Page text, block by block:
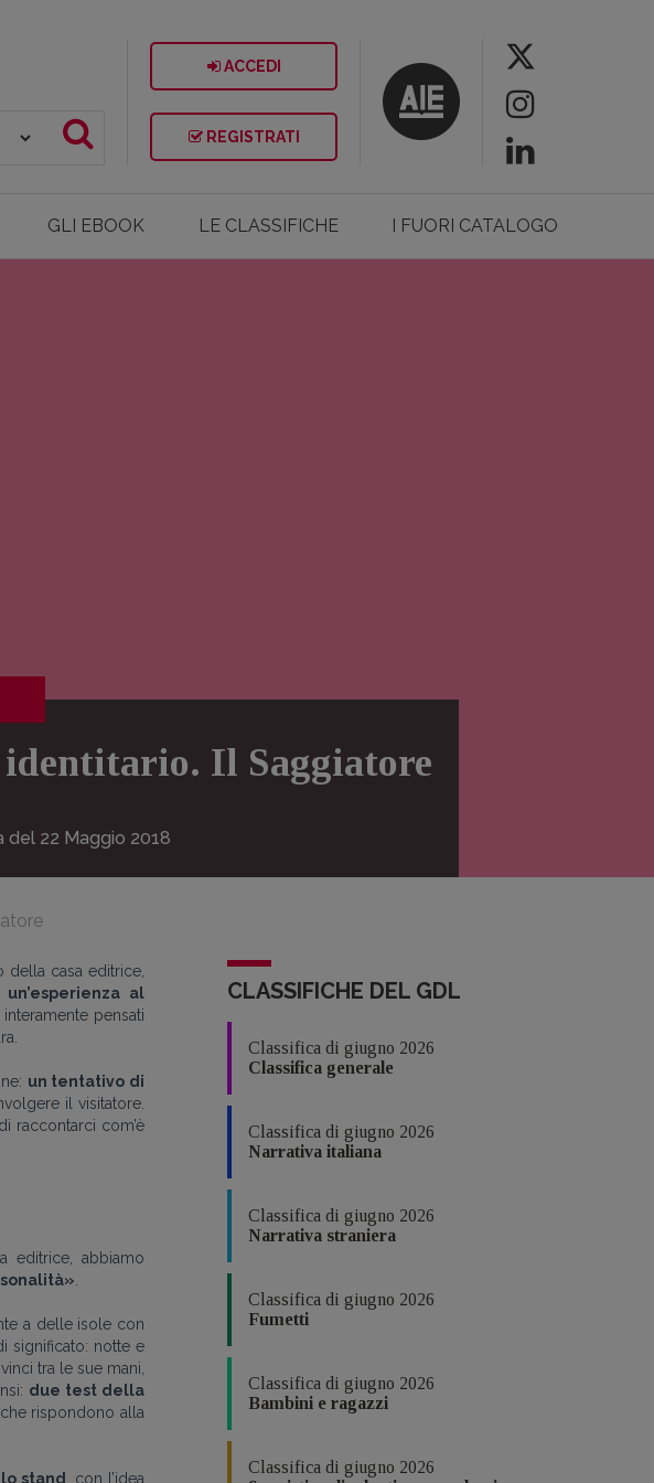
ACCEDI
REGISTRATI
GLI EBOOK LE CLASSIFICHE I FUORI CATALOGO
Il Saggiatore
del 22 Maggio 2018
della casa editrice,
al
pensati
un tentativo di
il visitatore.
raccontarci com’è
editrice, abbiamo
a delle isole con
significato: notte e
tra le sue mani,
due test della
rispondono alla
stand
, con l’idea
CLASSIFICHE DEL GDL
Classifica di giugno 2026
Classifica generale
Classifica di giugno 2026
Narrativa italiana
Classifica di giugno 2026
Narrativa straniera
Classifica di giugno 2026
Fumetti
Classifica di giugno 2026
Bambini e ragazzi
Classifica di giugno 2026